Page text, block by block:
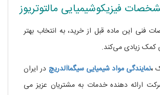
فیزیکوشیمیایی مالتوتریوز
فنی این ماده قبل از خرید، به انتخاب بهتر
کمک زیادی می‌کند.
،نمایندگی مواد شیمیایی سیگماآلدریچ در ایران
ارائه دهنده خدمات به مشتریان عزیز می